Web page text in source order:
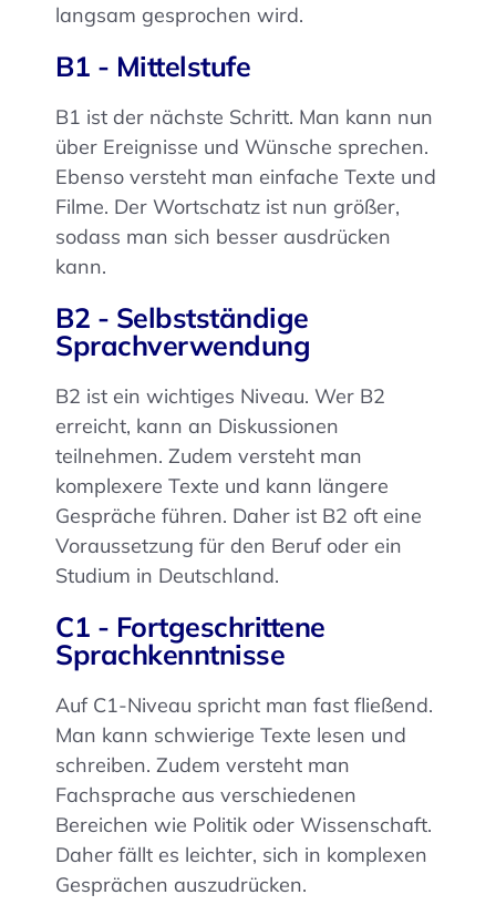
langsam gesprochen wird.
B1 - Mittelstufe
B1 ist der nächste Schritt. Man kann nun
über Ereignisse und Wünsche sprechen.
Ebenso versteht man einfache Texte und
Filme. Der Wortschatz ist nun größer,
sodass man sich besser ausdrücken
kann.
B2 - Selbstständige
Sprachverwendung
B2 ist ein wichtiges Niveau. Wer B2
erreicht, kann an Diskussionen
teilnehmen. Zudem versteht man
komplexere Texte und kann längere
Gespräche führen. Daher ist B2 oft eine
Voraussetzung für den Beruf oder ein
Studium in Deutschland.
C1 - Fortgeschrittene
Sprachkenntnisse
Auf C1-Niveau spricht man fast fließend.
Man kann schwierige Texte lesen und
schreiben. Zudem versteht man
Fachsprache aus verschiedenen
Bereichen wie Politik oder Wissenschaft.
Daher fällt es leichter, sich in komplexen
Gesprächen auszudrücken.